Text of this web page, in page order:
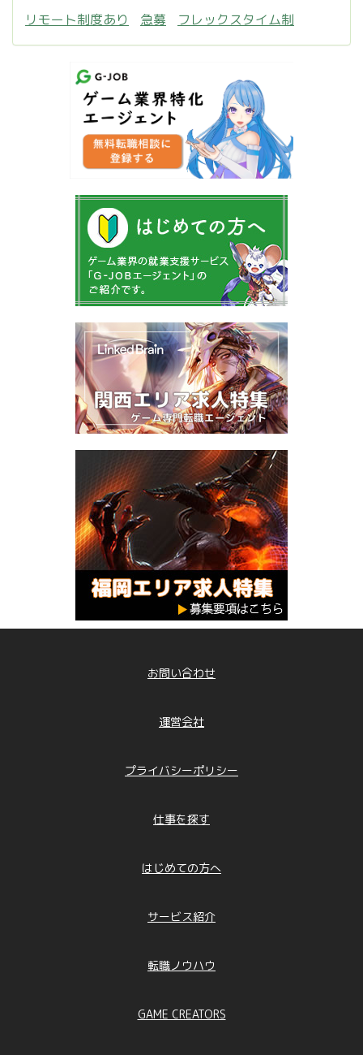
リモート制度あり 急募 フレックスタイム制
お問い合わせ
運営会社
プライバシーポリシー
仕事を探す
はじめての方へ
サービス紹介
転職ノウハウ
GAME CREATORS